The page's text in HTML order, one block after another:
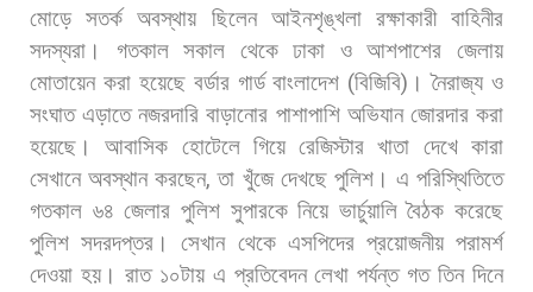
মোড়ে সতর্ক অবস্থায় ছিলেন আইনশৃঙ্খলা রক্ষাকারী বাহিনীর
সদস্যরা।
গতকাল সকাল থেকে ঢাকা ও আশপাশের
জেলায়
মোতায়েন করা হয়েছে বর্ডার গার্ড বাংলাদেশ (বিজিবি) । নৈরাজ্য ও
সংঘাত এড়াতে নজরদারি বাড়ানোর পাশাপাশি অভিযান জোরদার করা
হয়েছে।
আবাসিক হোটেলে গিয়ে রেজিস্টার খাতা দেখে কারা
সেখানে অবস্থান করছেন,তা খুঁজে দেখছে পুলিশ। এ পরিস্থিতিতে
গতকাল ৬৪ জেলার পুলিশ সুপারকে নিয়ে ভার্চুয়ালি বৈঠক করেছে
পুলিশ সদরদপ্তর। সেখান থেকে এসপিদের প্রয়োজনীয় পরামর্শ
দেওয়া হয়। রাত ১০টায় এ প্রতিবেদন লেখা পর্যন্ত গত তিন দিনে